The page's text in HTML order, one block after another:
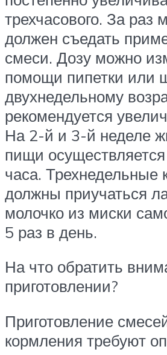
трехчасового. За раз
должен съедать
смеси. Дозу можно
помощи пипетки или
двухнедельному
рекомендуется
На 2-й и 3-й неделе
пищи
часа. Трехнедельные
должны приучаться
молочко из миски
5 раз в день.
На что обратить
приготовлении?
Приготовление
кормления требуют